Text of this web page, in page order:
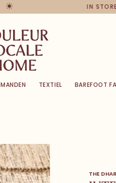
IN
MANDEN TEXTIEL BAREFOOT
THE